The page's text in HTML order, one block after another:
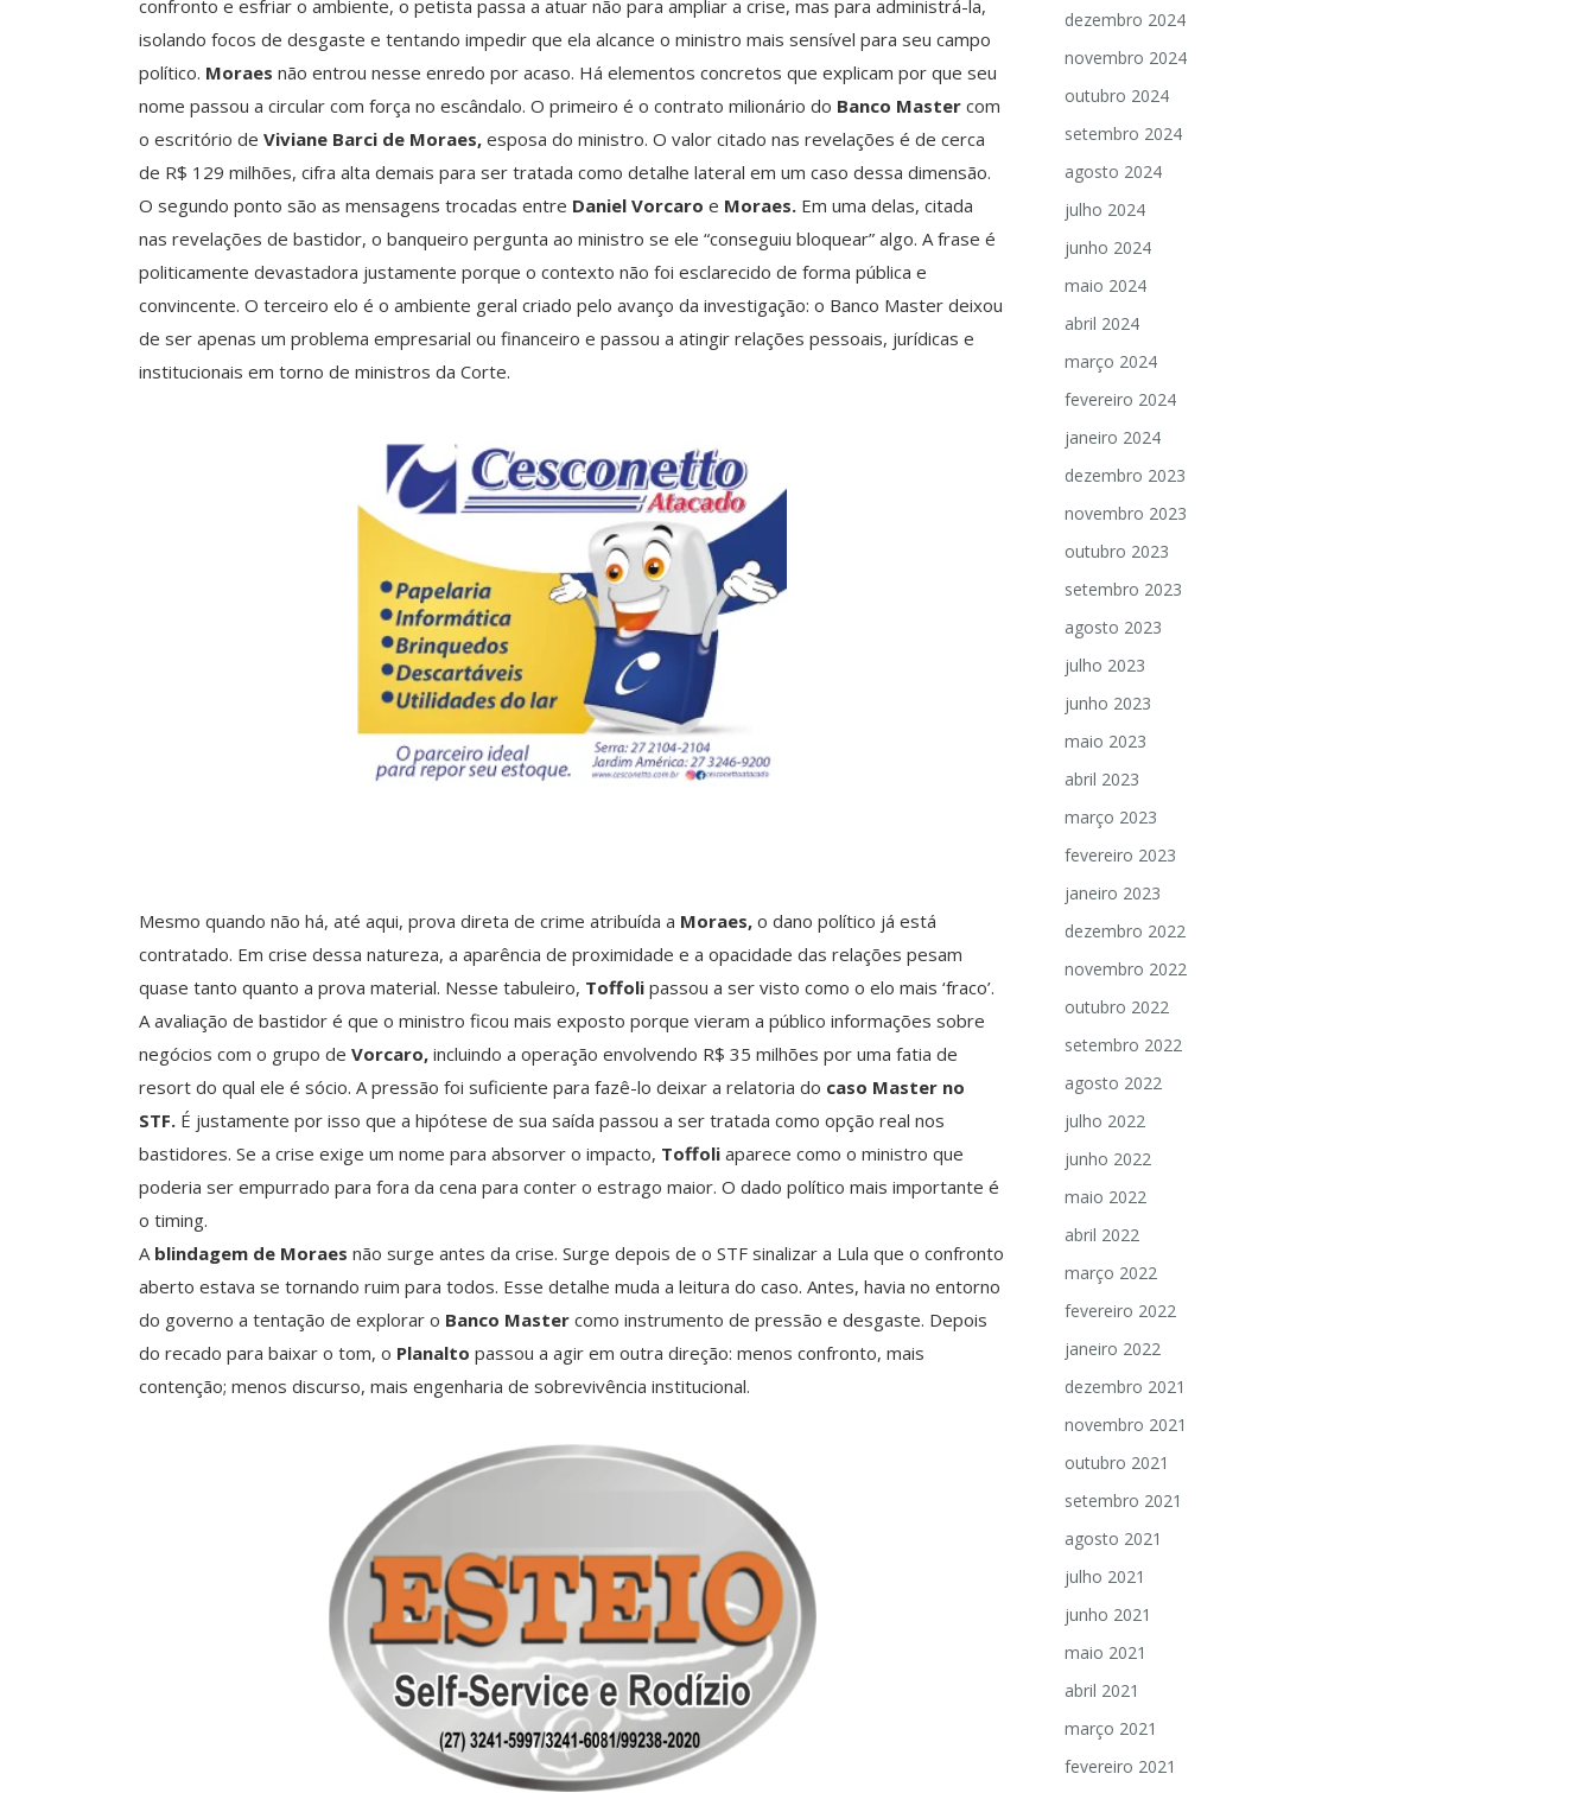
confronto e esfriar o ambiente, o petista passa a atuar não para ampliar a crise, mas para administrá-la,
isolando focos de desgaste e tentando impedir que ela alcance o ministro mais sensível para seu campo
político. Moraes não entrou nesse enredo por acaso. Há elementos concretos que explicam por que seu
nome passou a circular com força no escândalo. O primeiro é o contrato milionário do Banco Master com
o escritório de Viviane Barci de Moraes, esposa do ministro. O valor citado nas revelações é de cerca
de R$ 129 milhões, cifra alta demais para ser tratada como detalhe lateral em um caso dessa dimensão.
O segundo ponto são as mensagens trocadas entre Daniel Vorcaro e Moraes. Em uma delas, citada
nas revelações de bastidor, o banqueiro pergunta ao ministro se ele “conseguiu bloquear” algo. A frase é
politicamente devastadora justamente porque o contexto não foi esclarecido de forma pública e
convincente. O terceiro elo é o ambiente geral criado pelo avanço da investigação: o Banco Master deixou
de ser apenas um problema empresarial ou financeiro e passou a atingir relações pessoais, jurídicas e
institucionais em torno de ministros da Corte.
Mesmo quando não há, até aqui, prova direta de crime atribuída a Moraes, o dano político já está
contratado. Em crise dessa natureza, a aparência de proximidade e a opacidade das relações pesam
quase tanto quanto a prova material. Nesse tabuleiro, Toffoli passou a ser visto como o elo mais ‘fraco’.
A avaliação de bastidor é que o ministro ficou mais exposto porque vieram a público informações sobre
negócios com o grupo de Vorcaro, incluindo a operação envolvendo R$ 35 milhões por uma fatia de
resort do qual ele é sócio. A pressão foi suficiente para fazê-lo deixar a relatoria do caso Master no
STF. É justamente por isso que a hipótese de sua saída passou a ser tratada como opção real nos
bastidores. Se a crise exige um nome para absorver o impacto, Toffoli aparece como o ministro que
poderia ser empurrado para fora da cena para conter o estrago maior. O dado político mais importante é
o timing.
A blindagem de Moraes não surge antes da crise. Surge depois de o STF sinalizar a Lula que o confronto
aberto estava se tornando ruim para todos. Esse detalhe muda a leitura do caso. Antes, havia no entorno
do governo a tentação de explorar o Banco Master como instrumento de pressão e desgaste. Depois
do recado para baixar o tom, o Planalto passou a agir em outra direção: menos confronto, mais
contenção; menos discurso, mais engenharia de sobrevivência institucional.
dezembro 2024
novembro 2024
outubro 2024
setembro 2024
agosto 2024
julho 2024
junho 2024
maio 2024
abril 2024
março 2024
fevereiro 2024
janeiro 2024
dezembro 2023
novembro 2023
outubro 2023
setembro 2023
agosto 2023
julho 2023
junho 2023
maio 2023
abril 2023
março 2023
fevereiro 2023
janeiro 2023
dezembro 2022
novembro 2022
outubro 2022
setembro 2022
agosto 2022
julho 2022
junho 2022
maio 2022
abril 2022
março 2022
fevereiro 2022
janeiro 2022
dezembro 2021
novembro 2021
outubro 2021
setembro 2021
agosto 2021
julho 2021
junho 2021
maio 2021
abril 2021
março 2021
fevereiro 2021